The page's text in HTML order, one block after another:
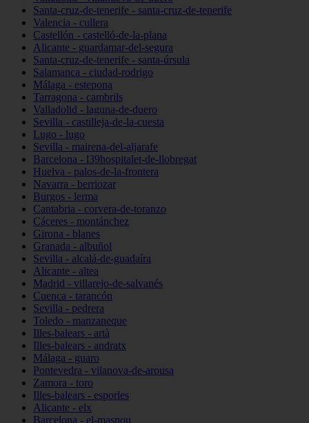
Santa-cruz-de-tenerife - santa-cruz-de-tenerife
Valencia - cullera
Castellón - castelló-de-la-plana
Alicante - guardamar-del-segura
Santa-cruz-de-tenerife - santa-úrsula
Salamanca - ciudad-rodrigo
Málaga - estepona
Tarragona - cambrils
Valladolid - laguna-de-duero
Sevilla - castilleja-de-la-cuesta
Lugo - lugo
Sevilla - mairena-del-aljarafe
Barcelona - l39hospitalet-de-llobregat
Huelva - palos-de-la-frontera
Navarra - berriozar
Burgos - lerma
Cantabria - corvera-de-toranzo
Cáceres - montánchez
Girona - blanes
Granada - albuñol
Sevilla - alcalá-de-guadaíra
Alicante - altea
Madrid - villarejo-de-salvanés
Cuenca - tarancón
Sevilla - pedrera
Toledo - manzaneque
Illes-balears - artà
Illes-balears - andratx
Málaga - guaro
Pontevedra - vilanova-de-arousa
Zamora - toro
Illes-balears - esporles
Alicante - elx
Barcelona - el-masnou